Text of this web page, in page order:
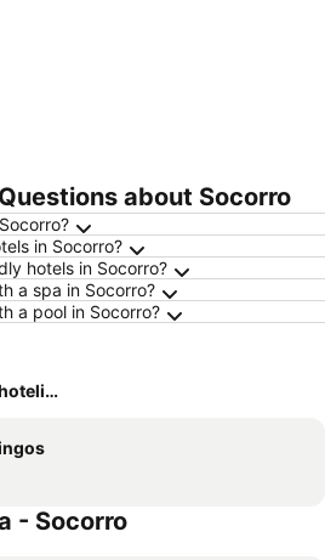
about Socorro
in Socorro?
hotels in Socorro?
a spa in Socorro?
a pool in Socorro?
- Socorro